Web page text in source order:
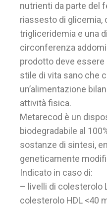
nutrienti da parte del
riassesto di glicemia,
trigliceridemia e una
circonferenza
prodotto deve essere
stile di vita sano che
un’alimentazione
attività fisica.
Metarecod è un
biodegradabile al
sostanze di sintesi,
geneticamente
Indicato in caso di:
– livelli di colesterolo
colesterolo HDL <40